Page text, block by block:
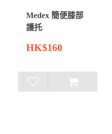
Medex 簡便膝部
護托
HK$160